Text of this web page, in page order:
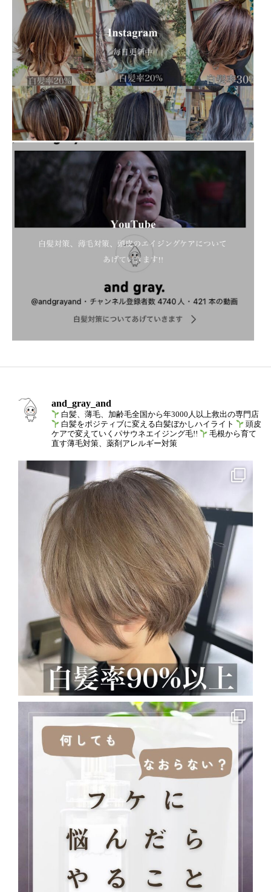
and_gray_and
白髪、薄毛、加齢毛全国から年3000人以上救出の専門店
白髪をポジティブに変える白髪ぼかしハイライト
頭皮
ケアで変えていくパサウネエイジング毛!!
毛根から育て
直す薄毛対策、薬剤アレルギー対策